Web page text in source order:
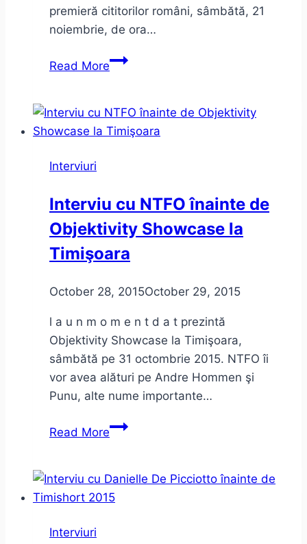
premieră cititorilor români, sâmbătă, 21
noiembrie, de ora…
Read MoreLaurence
romane
thriller
marketing
Interviuri
Interviu cu NTFO înainte de
Objektivity Showcase la
Timişoara
October 28, 2015October 29, 2015
l a u n m o m e n t d a t prezintă
Objektivity Showcase la Timişoara,
sâmbătă pe 31 octombrie 2015. NTFO îi
vor avea alături pe Andre Hommen şi
Punu, alte nume importante…
Read MoreInterviu
înainte
de
Interviuri